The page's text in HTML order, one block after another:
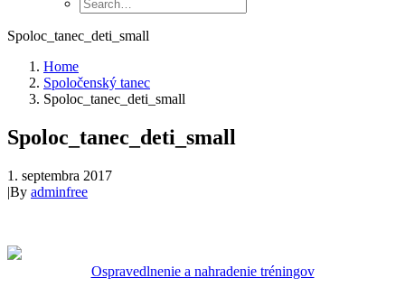
Spoloc_tanec_deti_small
Home
Spoločenský tanec
Spoloc_tanec_deti_small
Spoloc_tanec_deti_small
1. septembra 2017
|By adminfree
Ospravedlnenie a nahradenie tréningov